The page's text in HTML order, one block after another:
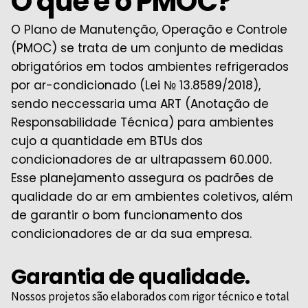
O Plano de Manutenção, Operação e Controle
(PMOC) se trata de um conjunto de medidas
obrigatórios em todos ambientes refrigerados
por ar-condicionado (Lei № 13.8589/2018),
sendo neccessaria uma ART (Anotação de
Responsabilidade Técnica) para ambientes
cujo a quantidade em BTUs dos
condicionadores de ar ultrapassem 60.000.
Esse planejamento assegura os padrões de
qualidade do ar em ambientes coletivos, além
de garantir o bom funcionamento dos
condicionadores de ar da sua empresa.
Garantia de qualidade.
Nossos projetos são elaborados com rigor técnico e total